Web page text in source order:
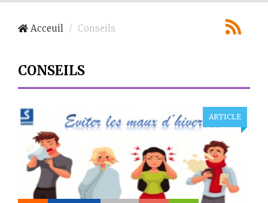
Acceuil Conseils
CONSEILS
ARTICLE